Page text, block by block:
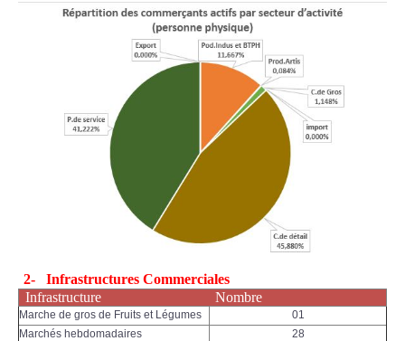
2- Infrastructures Commerciales
Infrastructure
Nombre
Marche de gros de Fruits et Légumes
01
Marchés hebdomadaires
28